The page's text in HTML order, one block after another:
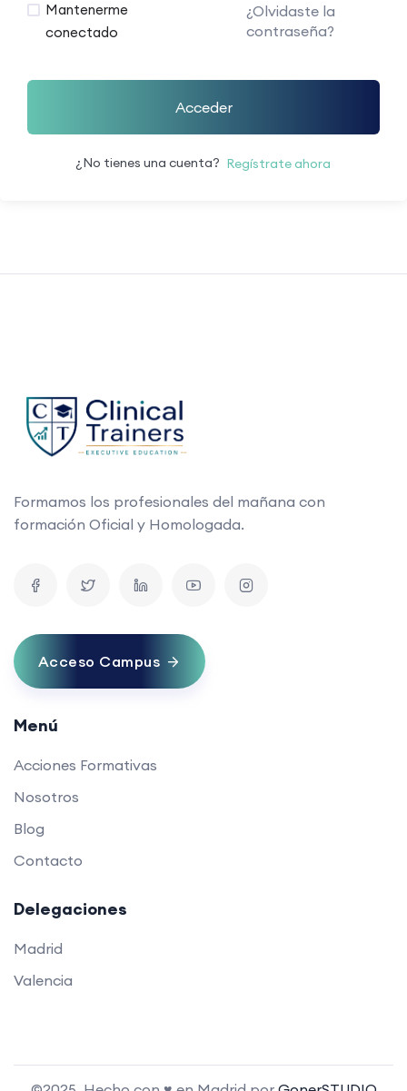
Mantenerme
conectado
¿Olvidaste la
contraseña?
Acceder
¿No tienes una cuenta? Regístrate ahora
Formamos los profesionales del mañana con
formación Oficial y Homologada.
Acceso Campus
Menú
Acciones Formativas
Nosotros
Blog
Contacto
Delegaciones
Madrid
Valencia